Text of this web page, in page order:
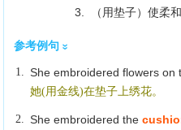
3. （用垫子）使柔
参考例句
1. She embroidered flowers on
她(用金线)在垫子上绣花。
2. She embroidered the